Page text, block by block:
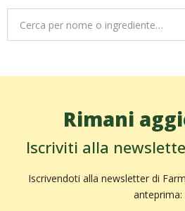
Rimani
Iscriviti alla
Iscrivendoti alla newsletter di
anteprima: